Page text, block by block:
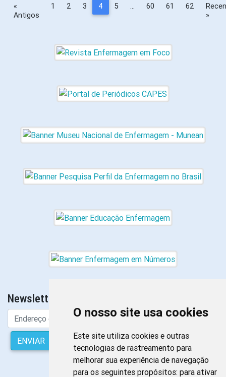
O nosso site usa cookies
Este site utiliza cookies e outras
tecnologias de rastreamento para
melhorar sua experiência de navegação
para os seguintes propósitos: para ativar
«
Antigos
1 2 3 4 5 … 60 61 62
»
Newsletter da Enfermagem
ENVIAR